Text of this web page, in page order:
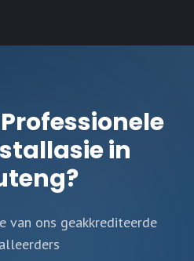
in
?
van ons geakkrediteerde